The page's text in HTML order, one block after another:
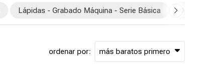
Lápidas - Grabado Máquina - Serie Básica
ordenar por: